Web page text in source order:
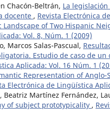
Chacón-Beltrán, La
docente , Revista Electrónica
Landscape of Two Hispanic
Vol. 8, Núm. 1 (2009)
Marcos Salas-Pascual,
Estudio de caso de un
Aplicada: Vol. 16 Núm. 1
Representation of Anglo-
Electrónica de Lingüística
Martínez Fernández,
of subject prototypicality ,